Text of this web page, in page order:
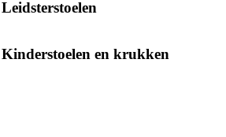
Leidsterstoelen
Kinderstoelen en krukken